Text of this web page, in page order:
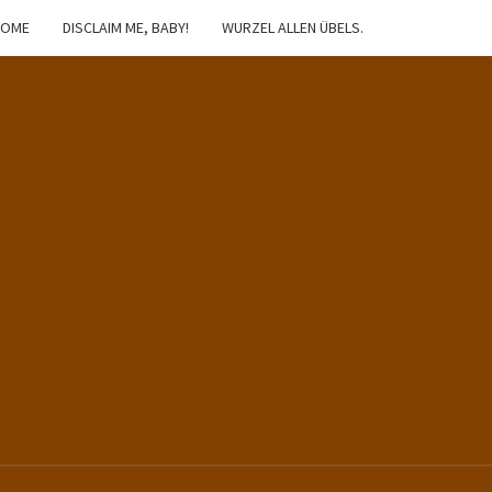
DISCLAIM ME, BABY! WURZEL ALLEN ÜBELS.